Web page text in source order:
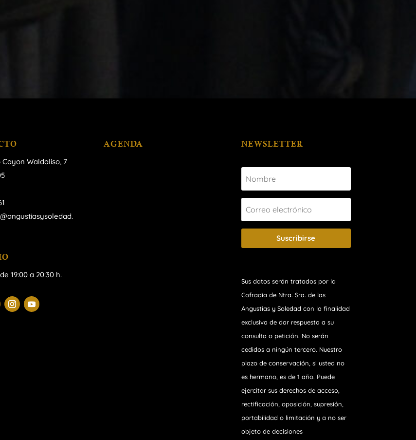
Waldaliso, 7
19:00 a 20:30 h.
AGENDA NEWSLETTER
Suscribirse
Sus datos serán tratados por la
Cofradía de Ntra. Sra. de las
Angustias y Soledad con la finalidad
exclusiva de dar respuesta a su
consulta o petición. No serán
cedidos a ningún tercero. Nuestro
plazo de conservación, si usted no
es hermano, es de 1 año. Puede
ejercitar sus derechos de acceso,
rectificación, oposición, supresión,
portabilidad o limitación y a no ser
objeto de decisiones